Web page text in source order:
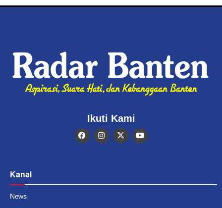
Ikuti Kami
Kanal
News